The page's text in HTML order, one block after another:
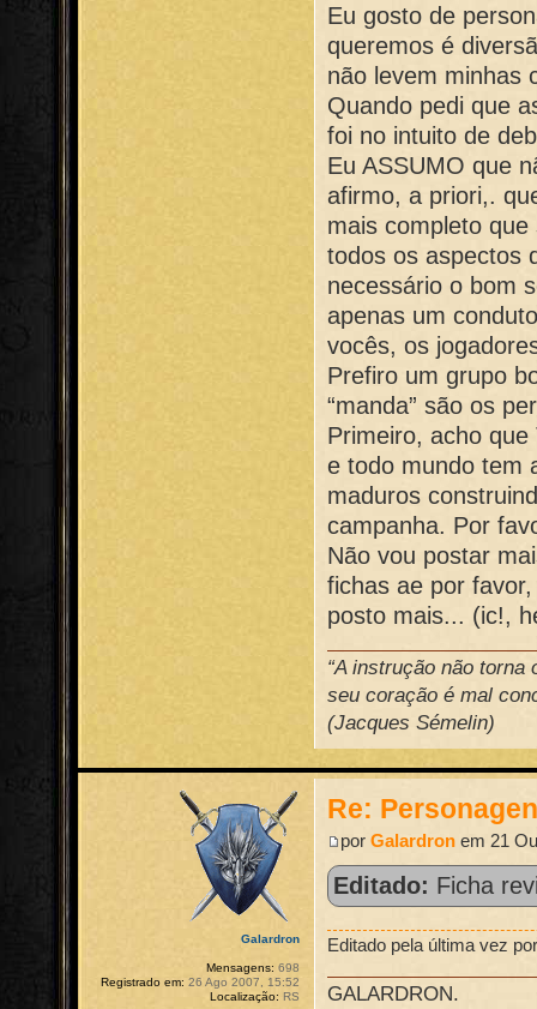
Eu gosto de
queremos é
não levem minhas
Quando pedi que
foi no intuito de
Eu ASSUMO que
afirmo, a priori,.
mais completo
todos os aspectos
necessário o bom
apenas um
vocês, os
Prefiro um grupo
“manda” são os
Primeiro, acho
e todo mundo tem
maduros
campanha. Por
Não vou postar
fichas ae por
posto mais... (ic!,
“A instrução não
seu coração é mal
(Jacques Sémelin)
Re:
porGalardron em 21
Editado: Ficha
Editado pela última vez
GALARDRON.
Galardron
Mensagens: 698
Registrado em: 26 Ago 2007, 15:52
Localização: RS